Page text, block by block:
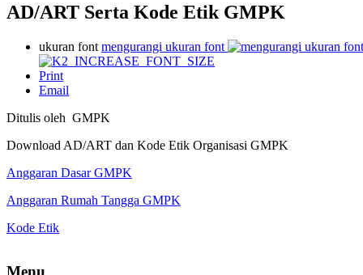
AD/ART Serta Kode Etik GMPK
ukuran font mengurangi ukuran font
Print
Email
Ditulis oleh GMPK
Download AD/ART dan Kode Etik Organisasi GMPK
Anggaran Dasar GMPK
Anggaran Rumah Tangga GMPK
Kode Etik